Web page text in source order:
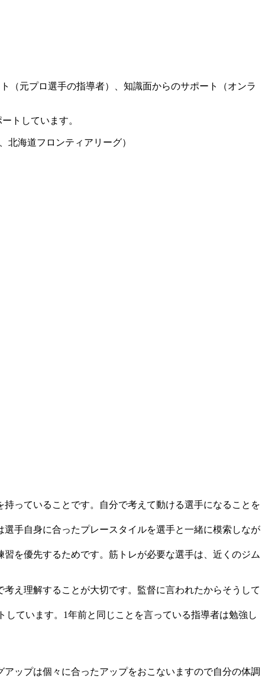
（元プロ選手の指導者）、知識面からのサポート（オンラ
トしています。
海道フロンティアリーグ）
っていることです。自分で考えて動ける選手になることを
手自身に合ったプレースタイルを選手と一緒に模索しなが
を優先するためです。筋トレが必要な選手は、近くのジム
え理解することが大切です。監督に言われたからそうして
ています。1年前と同じことを言っている指導者は勉強し
ップは個々に合ったアップをおこないますので自分の体調